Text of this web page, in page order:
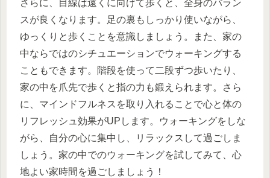
さらに、目線は遠くに向けて歩くと、全身のバラン
スが良くなります。足の裏もしっかり使いながら、
ゆっくりと歩くことを意識しましょう。また、家の
中ならではのシチュエーションでウォーキングする
こともできます。階段を使って二段ずつ歩いたり、
家の中を爪先で歩くと指の力も鍛えられます。さら
に、マインドフルネスを取り入れることで心と体の
リフレッシュ効果がUPします。ウォーキングをしな
がら、自分の心に集中し、リラックスして過ごしま
しょう。家の中でのウォーキングを試してみて、心
地よい家時間を過ごしましょう！